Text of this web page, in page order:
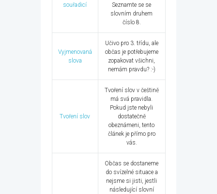
souřadicí
Seznamte se se
slovním druhem
číslo 8.
Vyjmenovaná
slova
Učivo pro 3. třídu, ale
občas je potřebujeme
zopakovat všichni,
nemám pravdu? :-)
Tvoření slov
Tvoření slov v češtině
má svá pravidla.
Pokud jste nebyli
dostatečně
obeznámeni, tento
článek je přímo pro
vás.
Občas se dostaneme
do svízelné situace a
nejsme si jisti, jestli
následující slovní